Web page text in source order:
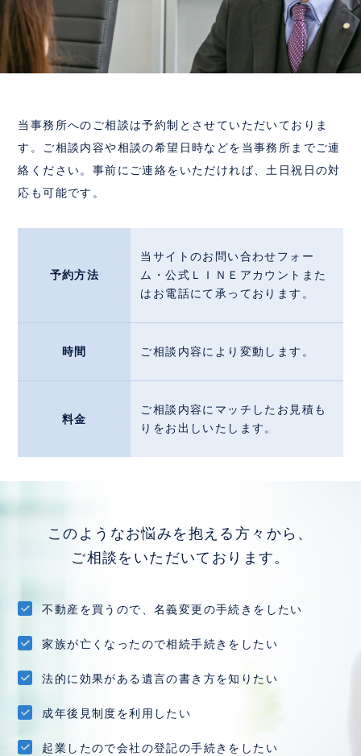
当事務所へのご相談は予約制とさせていただいておりま
す。ご相談内容や相談の希望日時などを当事務所までご連
絡ください。事前にご連絡をいただければ、土日祝日の対
応も可能です。
予約方法
当サイトのお問い合わせフォー
ム・公式ＬＩＮＥアカウントまた
はお電話にて承っております。
時間 ご相談内容により変動します。
料金
ご相談内容にマッチしたお見積も
りをお出しいたします。
このようなお悩みを抱える方々から、
ご相談をいただいております。
不動産を買うので、名義変更の手続きをしたい
家族が亡くなったので相続手続きをしたい
法的に効果がある遺言の書き方を知りたい
成年後見制度を利用したい
起業したので会社の登記の手続きをしたい